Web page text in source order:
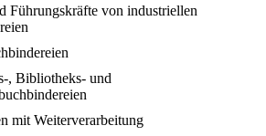
Führungskräfte von industriellen
, Bibliotheks- und
mit Weiterverarbeitung